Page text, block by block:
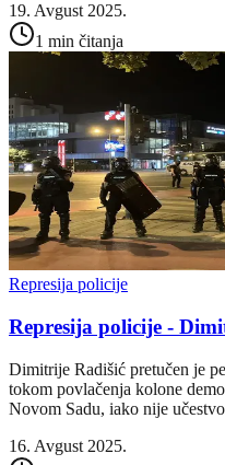
19. Avgust 2025.
1 min čitanja
Represija policije
Represija policije -
Dimitrije Radišić pretučen je
tokom povlačenja kolone
Novom Sadu, iako nije
16. Avgust 2025.